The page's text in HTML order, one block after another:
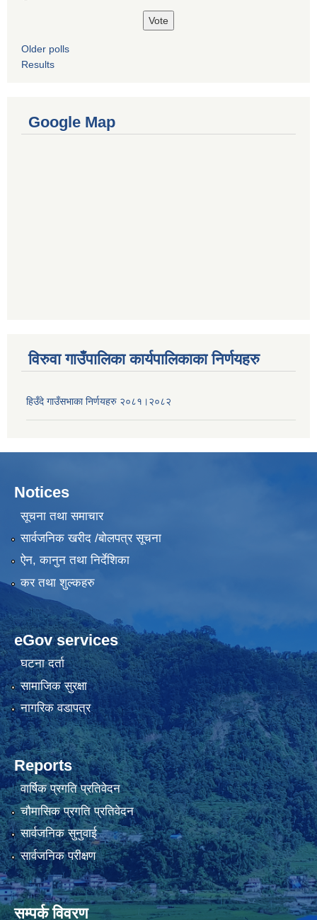
Older polls
Results
Google Map
विरुवा गाउँपालिका कार्यपालिकाका निर्णयहरु
हिउँदे गाउँसभाका निर्णयहरु २०८१।२०८२
Notices
सूचना तथा समाचार
सार्वजनिक खरीद /बोलपत्र सूचना
ऐन, कानुन तथा निर्देशिका
कर तथा शुल्कहरु
eGov services
घटना दर्ता
सामाजिक सुरक्षा
नागरिक वडापत्र
Reports
वार्षिक प्रगति प्रतिवेदन
चौमासिक प्रगति प्रतिवेदन
सार्वजनिक सुनुवाई
सार्वजनिक परीक्षण
सम्पर्क विवरण